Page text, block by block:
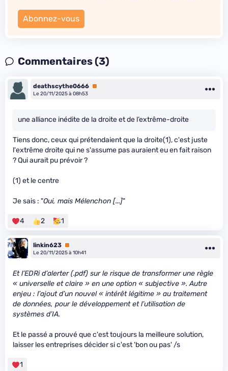
Abonnez-vous
Commentaires (3)
deathscythe0666 Premium
Le 20/11/2025 à 08h53
une alliance inédite de la droite et de l’extrême-droite
Tiens donc, ceux qui prétendaient que la droite(1), c'est juste
l'extrême droite qui ne s'assume pas auraient eu en fait raison
? Qui aurait pu prévoir ?
(1) et le centre
Je sais : "Oui, mais Mélenchon [...]"
4 2 1
linkin623 Premium
Le 20/11/2025 à 10h41
Et l’EDRi d’alerter (.pdf) sur le risque de transformer une règle
« universelle et claire » en une option « subjective ». Autre
enjeu : l’ajout d’un nouvel « intérêt légitime » au traitement
de données, pour le développement et l’utilisation de
systèmes d’IA.
Et le passé a prouvé que c'est toujours la meilleure solution,
laisser les entreprises décider si c'est 'bon ou pas' /s
1